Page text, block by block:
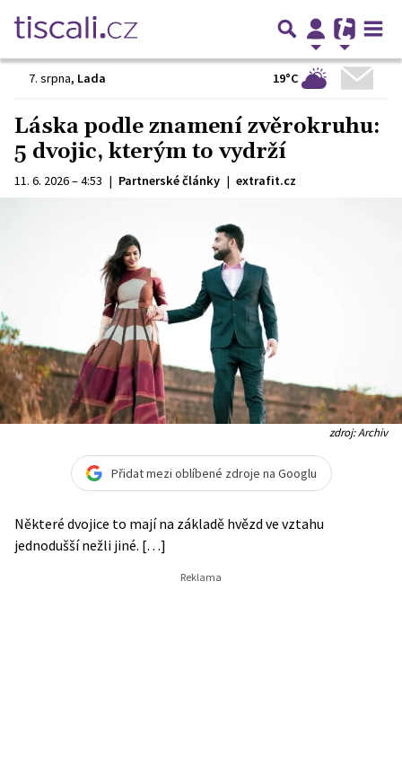
7. srpna, Lada 19°C
Láska podle znamení zvěrokruhu:
5 dvojic, kterým to vydrží
11. 6. 2026 – 4:53 | Partnerské články | extrafit.cz
zdroj: Archiv
Přidat mezi oblíbené zdroje na Googlu
Některé dvojice to mají na základě hvězd ve vztahu
jednodušší nežli jiné. […]